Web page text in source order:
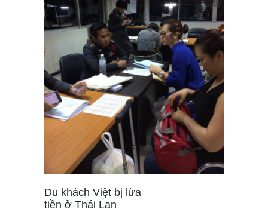
Du khách Việt bị lừa
tiền ở Thái Lan